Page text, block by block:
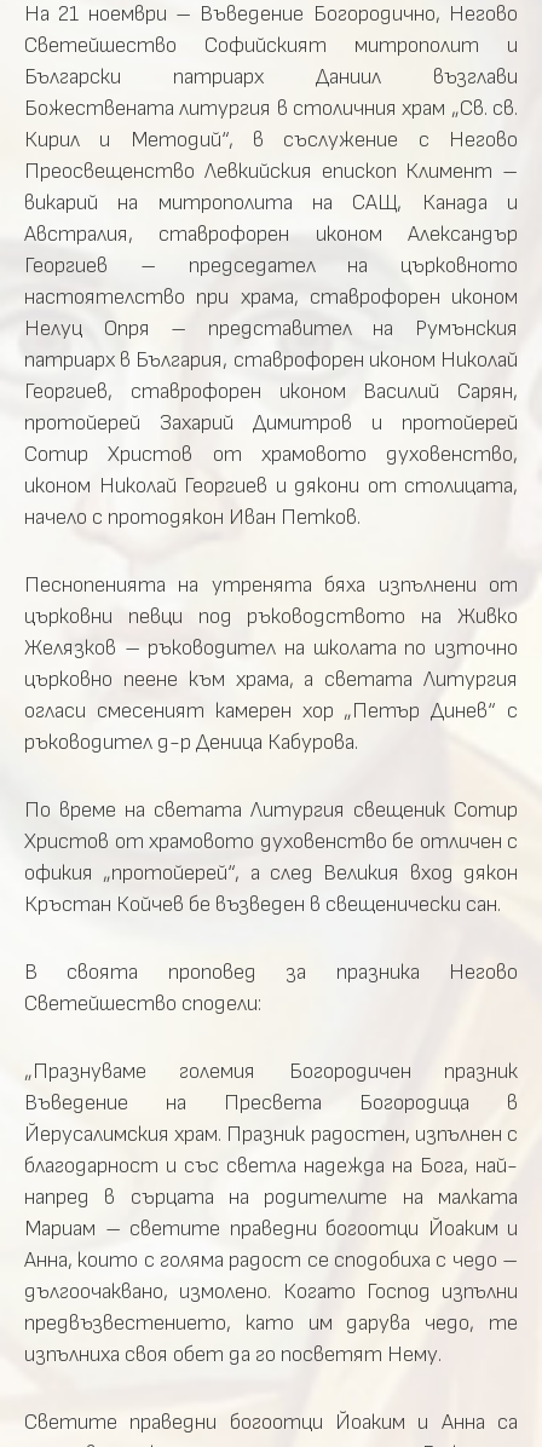
На 21 ноември – Въведение Богородично, Негово
Светейшество Софийският митрополит и
Български патриарх Даниил възглави
Божествената литургия в столичния храм „Св. св.
Кирил и Методий“, в съслужение с Негово
Преосвещенство Левкийския епископ Климент –
викарий на митрополита на САЩ, Канада и
Австралия, ставрофорен иконом Александър
Георгиев – председател на църковното
настоятелство при храма, ставрофорен иконом
Нелуц Опря – представител на Румънския
патриарх в България, ставрофорен иконом Николай
Георгиев, ставрофорен иконом Василий Сарян,
протойерей Захарий Димитров и протойерей
Сотир Христов от храмовото духовенство,
иконом Николай Георгиев и дякони от столицата,
начело с протодякон Иван Петков.
Песнопенията на утренята бяха изпълнени от
църковни певци под ръководството на Живко
Желязков – ръководител на школата по източно
църковно пеене към храма, а светата Литургия
огласи смесеният камерен хор „Петър Динев“ с
ръководител д-р Деница Кабурова.
По време на светата Литургия свещеник Сотир
Христов от храмовото духовенство бе отличен с
офикия „протойерей“, а след Великия вход дякон
Кръстан Койчев бе възведен в свещенически сан.
В своята проповед за празника Негово
Светейшество сподели:
„Празнуваме големия Богородичен празник
Въведение на Пресвета Богородица в
Йерусалимския храм. Празник радостен, изпълнен с
благодарност и със светла надежда на Бога, най-
напред в сърцата на родителите на малката
Мариам – светите праведни богоотци Йоаким и
Анна, които с голяма радост се сподобиха с чедо –
дългоочаквано, измолено. Когато Господ изпълни
предвъзвестението, като им дарува чедо, те
изпълниха своя обет да го посветят Нему.
Светите праведни богоотци Йоаким и Анна са